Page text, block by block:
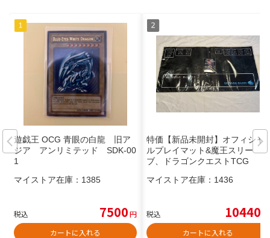
遊戯王 OCG 青眼の白龍 旧ア
ジア アンリミテッド SDK-00
1
マイストア在庫： 1385
税込 7500円
カートに入れる
特価【新品未開封】オフィシャ
ルプレイマット&魔王スリー
ブ、ドラゴンクエストTCG
マイストア在庫： 1436
税込 10440
カートに入れる